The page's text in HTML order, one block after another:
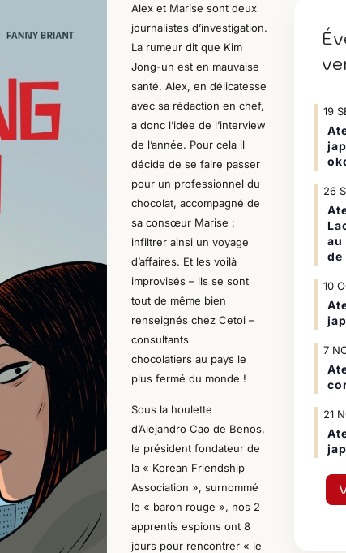
Alex et Marise sont deux
journalistes d’investigation.
La rumeur dit que Kim
Jong-un est en mauvaise
santé. Alex, en délicatesse
avec sa rédaction en chef,
a donc l’idée de l’interview
de l’année. Pour cela il
décide de se faire passer
pour un professionnel du
chocolat, accompagné de
sa consœur Marise ;
infiltrer ainsi un voyage
d’affaires. Et les voilà
improvisés – ils se sont
tout de même bien
renseignés chez Cetoi –
consultants
chocolatiers au pays le
plus fermé du monde !
Sous la houlette
d’Alejandro Cao de Benos,
le président fondateur de
la « Korean Friendship
Association », surnommé
le « baron rouge », nos 2
apprentis espions ont 8
jours pour rencontrer « le
19
26
au
de
10
7
21